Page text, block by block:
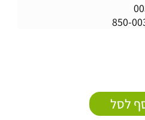
850-
לסל